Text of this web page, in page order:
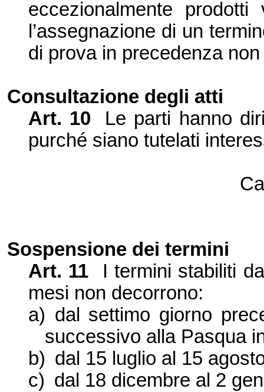
eccezionalmente
l’assegnazione di un
di prova in precedenza
Consultazione degli atti
Art. 10
Le parti hanno
purché siano tutelati
Sospensione dei termini
Art. 11
I termini stabiliti
mesi non decorrono:
a) dal settimo giorno
successivo alla Pasqua
b) dal 15 luglio al 15
c) dal 18 dicembre al 2